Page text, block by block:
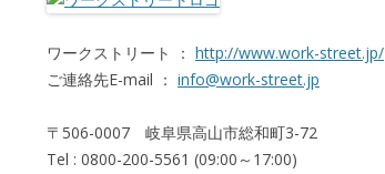
ワークストリート ： http://www.work-street.jp/
ご連絡先E-mail ： info@work-street.jp
〒506-0007 岐阜県高山市総和町3-72
Tel : 0800-200-5561 (09:00～17:00)